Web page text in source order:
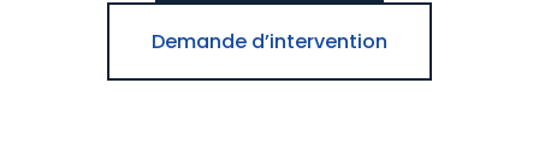
Demande d’intervention